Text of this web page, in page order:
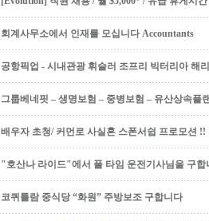
회계사무소에서 인재를 모십니다 Accountants
공항픽업 - 시내관광 휘슬러 조프리 빅터리아 해
그룹베네핏 – 생명보험 – 중병보험 – 유산상속플
배우자 초청/ 커먼로 사실혼 스폰서쉽 프로모션 !!
"호산나 라이드"에서 풀 타임 운전기사님을 구합
코퀴틀람 중식당 “화원” 주방보조 구합니다